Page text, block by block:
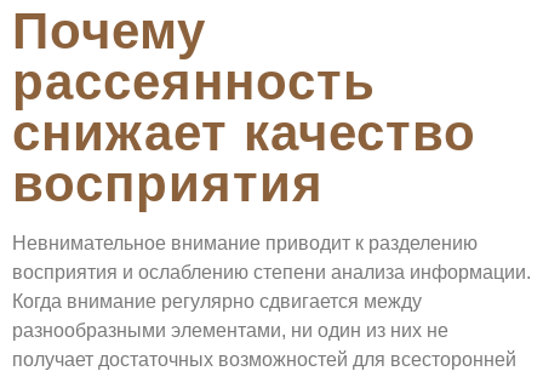
Почему
рассеянность
снижает качество
восприятия
Невнимательное внимание приводит к разделению
восприятия и ослаблению степени анализа информации.
Когда внимание регулярно сдвигается между
разнообразными элементами, ни один из них не
получает достаточных возможностей для всесторонней